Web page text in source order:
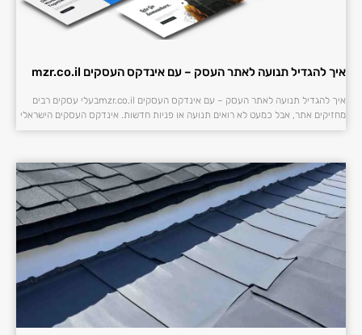
איך להגדיל תנועה לאתר העסק – עם אינדקס העסקים mzr.co.il
איך להגדיל תנועה לאתר העסק – עם אינדקס העסקים mzr.co.ilבעלי עסקים רבים
מחזיקים אתר, אבל כמעט לא רואים תנועה או פניות חדשות. אינדקס העסקים הישראלי